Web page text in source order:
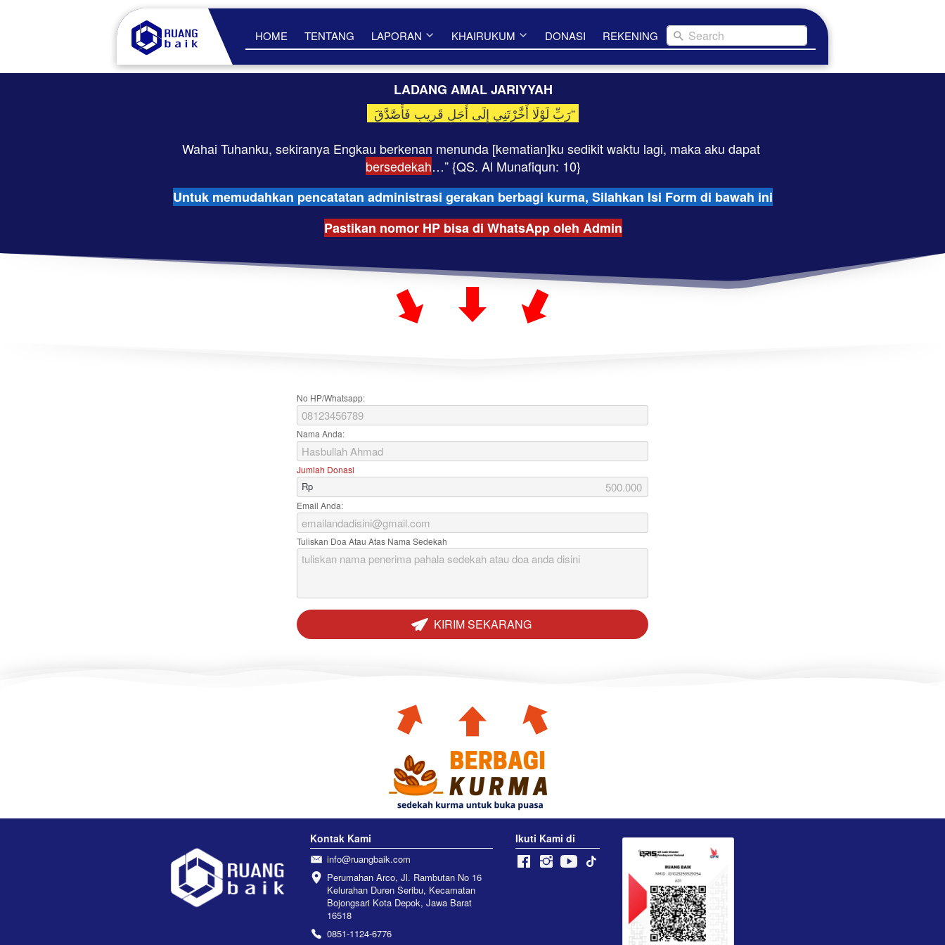
HOME TENTANG LAPORAN KHAIRUKUM DONASI REKENING Search
LADANG AMAL JARIYYAH
  رَبِّ لَوْلَا أَخَّرْتَنِي إِلَى أَجَلٍ قَرِيبٍ فَأَصَّدَّقَ“
bersedekah…” {QS. Al Munafiqun: 10}
Untuk memudahkan pencatatan administrasi gerakan berbagi kurma, Silahkan Isi Form di bawah ini
Pastikan nomor HP bisa di WhatsApp oleh Admin
No HP/Whatsapp:
Nama Anda:
Jumlah Donasi
Rp
Email Anda:
Tuliskan Doa Atau Atas Nama Sedekah
` KIRIM SEKARANG
Kontak Kami
info@ruangbaik.com
Perumahan Arco, Jl. Rambutan No 16
Kelurahan Duren Seribu, Kecamatan
Bojongsari Kota Depok, Jawa Barat
16518
0851-1124-6776
Ikuti Kami di